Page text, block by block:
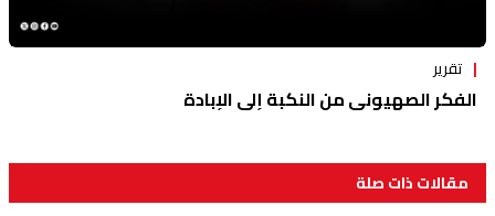
تقرير
الفكر الصهيوني من النكبة إلى الإبادة
مقالات ذات صلة